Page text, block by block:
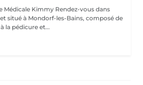
Rendez-vous dans
situé à Mondorf-les-Bains, composé de
la pédicure et...